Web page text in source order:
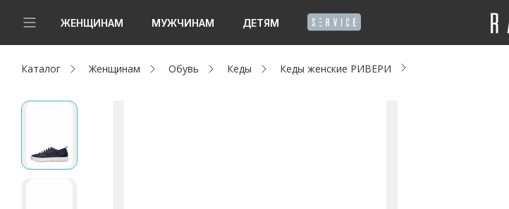
ЖЕНЩИНАМ МУЖЧИНАМ ДЕТЯМ
Новинки
Женщинам
Каталог Женщинам Обувь Кеды Кеды женские РИВЕРИ